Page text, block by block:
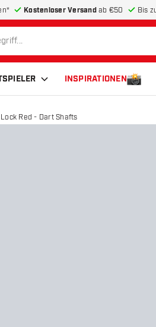
Kostenloser Versandab €50 Bis
INSPIRATIONEN
Red - Dart Shafts